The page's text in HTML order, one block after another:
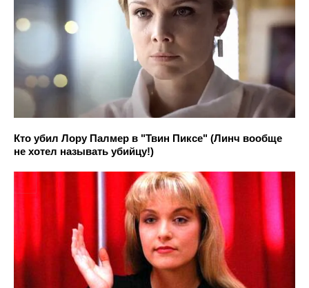
Кто убил Лору Палмер в "Твин Пиксе" (Линч вообще
не хотел называть убийцу!)